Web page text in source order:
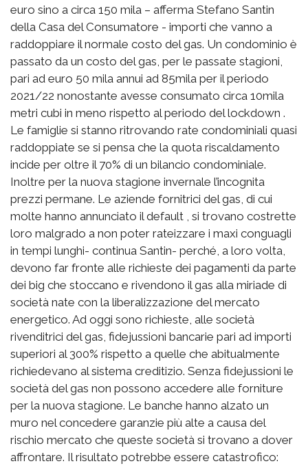
euro sino a circa 150 mila – afferma Stefano Santin
della Casa del Consumatore - importi che vanno a
raddoppiare il normale costo del gas. Un condominio è
passato da un costo del gas, per le passate stagioni,
pari ad euro 50 mila annui ad 85mila per il periodo
2021/22 nonostante avesse consumato circa 10mila
metri cubi in meno rispetto al periodo del lockdown .
Le famiglie si stanno ritrovando rate condominiali quasi
raddoppiate se si pensa che la quota riscaldamento
incide per oltre il 70% di un bilancio condominiale.
Inoltre per la nuova stagione invernale l’incognita
prezzi permane. Le aziende fornitrici del gas, di cui
molte hanno annunciato il default , si trovano costrette
loro malgrado a non poter rateizzare i maxi conguagli
in tempi lunghi- continua Santin- perché, a loro volta,
devono far fronte alle richieste dei pagamenti da parte
dei big che stoccano e rivendono il gas alla miriade di
società nate con la liberalizzazione del mercato
energetico. Ad oggi sono richieste, alle società
rivenditrici del gas, fidejussioni bancarie pari ad importi
superiori al 300% rispetto a quelle che abitualmente
richiedevano al sistema creditizio. Senza fidejussioni le
società del gas non possono accedere alle forniture
per la nuova stagione. Le banche hanno alzato un
muro nel concedere garanzie più alte a causa del
rischio mercato che queste società si trovano a dover
affrontare. Il risultato potrebbe essere catastrofico: